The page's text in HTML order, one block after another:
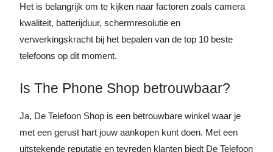
Het is belangrijk om te kijken naar factoren zoals camera
kwaliteit, batterijduur, schermresolutie en
verwerkingskracht bij het bepalen van de top 10 beste
telefoons op dit moment.
Is The Phone Shop betrouwbaar?
Ja, De Telefoon Shop is een betrouwbare winkel waar je
met een gerust hart jouw aankopen kunt doen. Met een
uitstekende reputatie en tevreden klanten biedt De Telefoon